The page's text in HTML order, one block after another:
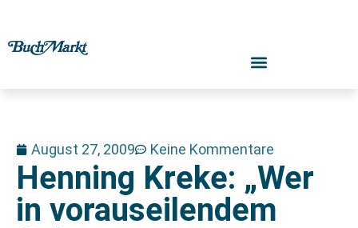
August 27, 2009 Keine Kommentare
Henning Kreke: „Wer
in vorauseilendem